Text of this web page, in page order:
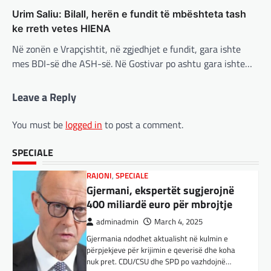
Urim Saliu: Bilall, herën e fundit të mbështeta tash
ke rreth vetes HIENA
Në zonën e Vrapçishtit, në zgjedhjet e fundit, gara ishte
mes BDI-së dhe ASH-së. Në Gostivar po ashtu gara ishte…
Leave a Reply
You must be logged in to post a comment.
SPECIALE
BOTA,LAJME,MË TË FUNDIT,OPINIONE,
RAJONI
400 miliardë euro për mbrojtje
adminadmin March 4, 2025
ndërprerjes së ndihmës
ushtarake për Ukrainën nga
Trump
adminadmin March 4, 2025
Pas takimit të liderëve evropianë në Londër,
francezët dhe britanikët kanë hartuar një
plan paqeje për luftën në Ukrainë, të…
Suksesi i aplikacionit DeepSeek është një
shembull i rritjes së kompanive kineze të
aplikacionit kinez…
kanë shkundur Europën
Nga Preç Zogaj Me rikthimin e bujshëm në
Shtëpinë e Bardhë, Presidenti Tramp po e
trondit status-quonë ndërkombëtare të
miqësive,…
FUN,KULTURË, LAJME,MISTER,OPINIONE
SPECIALE
Kuvendi i Lezhës dhe konteksti
aktual gjeopolitik i shqiptarëve